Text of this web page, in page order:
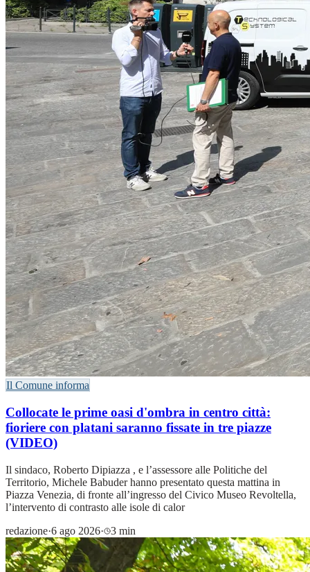
Il Comune informa
Collocate le prime oasi d'ombra in centro città:
fioriere con platani saranno fissate in tre piazze
(VIDEO)
Il sindaco, Roberto Dipiazza , e l’assessore alle Politiche del
Territorio, Michele Babuder hanno presentato questa mattina in
Piazza Venezia, di fronte all’ingresso del Civico Museo Revoltella,
l’intervento di contrasto alle isole di calor
redazione·6 ago 2026· 3 min